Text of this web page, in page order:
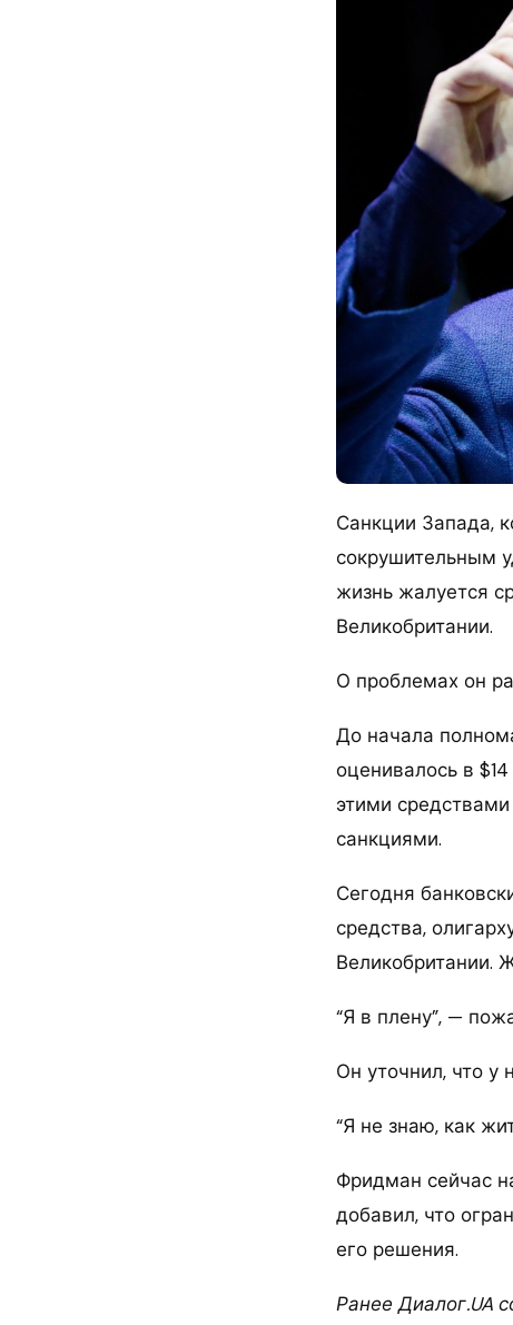
Санкции Запада,
сокрушительным
жизнь жалуется
Великобритании.
О проблемах он
До начала
оценивалось в
этими
санкциями.
Сегодня
средства,
Великобритании.
“Я в плену”, —
Он уточнил, что у
“Я не знаю, как
Фридман сейчас
добавил, что
его решения.
Ранее Диалог.UA